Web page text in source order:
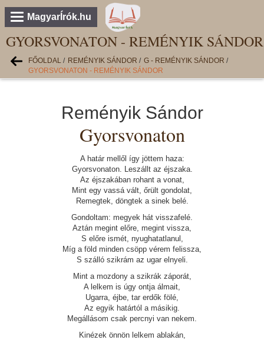
MagyarÍrók.hu
GYORSVONATON - REMÉNYIK SÁNDOR
FŐOLDAL / REMÉNYIK SÁNDOR / G - REMÉNYIK SÁNDOR /
GYORSVONATON - REMÉNYIK SÁNDOR
Reményik Sándor
Gyorsvonaton
A határ mellől így jöttem haza:
Gyorsvonaton. Leszállt az éjszaka.
Az éjszakában rohant a vonat,
Mint egy vassá vált, őrült gondolat,
Remegtek, döngtek a sinek belé.
Gondoltam: megyek hát visszafelé.
Aztán megint előre, megint vissza,
S előre ismét, nyughatatlanul,
Míg a föld minden csöpp vérem felissza,
S szálló szikrám az ugar elnyeli.
Mint a mozdony a szikrák záporát,
A lelkem is úgy ontja álmait,
Ugarra, éjbe, tar erdők fölé,
Az egyik határtól a másikig.
Megállásom csak percnyi van nekem.
Kinézek önnön lelkem ablakán,